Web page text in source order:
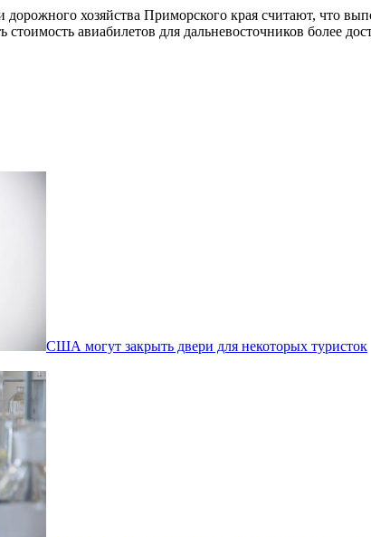
дорожного хозяйства Приморского края считают, что
авиабилетов для дальневосточников более
США могут закрыть двери для некоторых туристок